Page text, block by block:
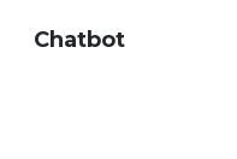
Chatbot